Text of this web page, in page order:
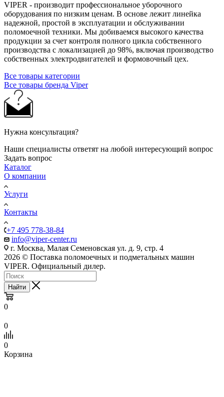
VIPER - производит профессиональное уборочного
оборудования по низким ценам. В основе лежит линейка
надежной, простой в эксплуатации и обслуживании
поломоечной техники. Мы добиваемся высокого качества
продукции за счет контроля полного цикла собственного
производства с локализацией до 98%, включая производство
собственных электродвигателей и формовочный цех.
Все товары категории
Все товары бренда Viper
Нужна консультация?
Наши специалисты ответят на любой интересующий вопрос
Задать вопрос
Каталог
О компании
Услуги
Контакты
+7 495 778-38-84
info@viper-center.ru
г. Москва, Малая Семеновская ул. д. 9, стр. 4
2026 © Поставка поломоечных и подметальных машин
VIPER. Официальный дилер.
Найти
0
0
0
Корзина